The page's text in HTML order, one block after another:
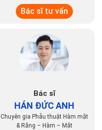
Bác sĩ tư vấn
Bác sĩ
HÁN ĐỨC ANH
Chuyên gia Phẫu thuật Hàm mặt
& Răng – Hàm – Mặt